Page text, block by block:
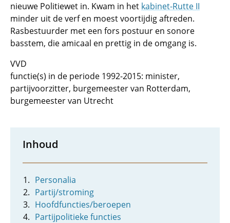
nieuwe Politiewet in. Kwam in het kabinet-Rutte II
minder uit de verf en moest voortijdig aftreden.
Rasbestuurder met een fors postuur en sonore
basstem, die amicaal en prettig in de omgang is.
VVD
functie(s) in de periode 1992-2015: minister,
partijvoorzitter, burgemeester van Rotterdam,
burgemeester van Utrecht
Inhoud
Personalia
Partij/stroming
Hoofdfuncties/beroepen
Partijpolitieke functies